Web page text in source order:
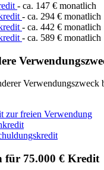
- ca. 147 € monatlich
- ca. 294 € monatlich
- ca. 442 € monatlich
- ca. 589 € monatlich
Verwendungszweck
zur freien Verwendung
für 75.000 € Kredit